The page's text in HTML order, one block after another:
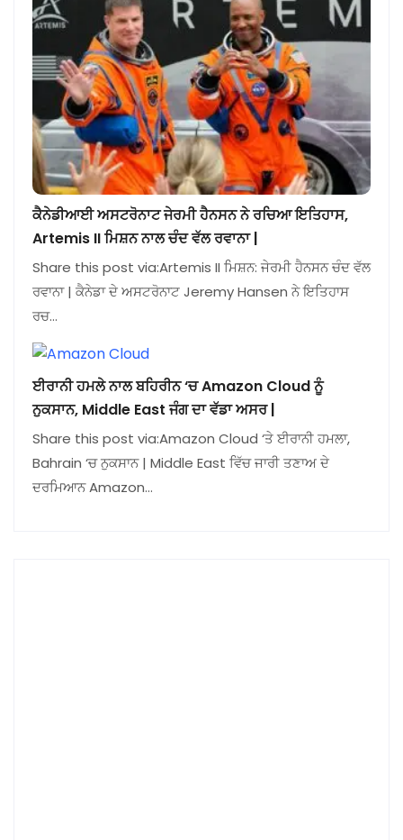
ਕੈਨੇਡੀਆਈ ਅਸਟਰੋਨਾਟ ਜੇਰਮੀ ਹੈਨਸਨ ਨੇ ਰਚਿਆ ਇਤਿਹਾਸ,
Artemis II ਮਿਸ਼ਨ ਨਾਲ ਚੰਦ ਵੱਲ ਰਵਾਨਾ |
Share this post via:Artemis II ਮਿਸ਼ਨ: ਜੇਰਮੀ ਹੈਨਸਨ ਚੰਦ ਵੱਲ
ਰਵਾਨਾ | ਕੈਨੇਡਾ ਦੇ ਅਸਟਰੋਨਾਟ Jeremy Hansen ਨੇ ਇਤਿਹਾਸ
ਰਚ…
ਈਰਾਨੀ ਹਮਲੇ ਨਾਲ ਬਹਿਰੀਨ ‘ਚ Amazon Cloud ਨੂੰ
ਨੁਕਸਾਨ, Middle East ਜੰਗ ਦਾ ਵੱਡਾ ਅਸਰ |
Share this post via:Amazon Cloud ‘ਤੇ ਈਰਾਨੀ ਹਮਲਾ,
Bahrain ‘ਚ ਨੁਕਸਾਨ | Middle East ਵਿੱਚ ਜਾਰੀ ਤਣਾਅ ਦੇ
ਦਰਮਿਆਨ Amazon…